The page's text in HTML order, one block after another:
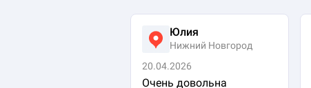
Юлия
Нижний Новгород
20.04.2026
Очень довольна